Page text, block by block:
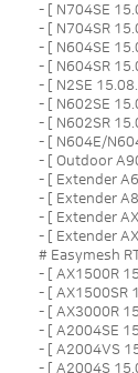
- [
N704SE
- [
N704SR
- [
N604SE
- [
N604SR
- [
N2SE
- [
N602SE
- [
N602SR
- [
N604E/
- [ Outdoor
- [
Extender
- [
Extender
- [
Extender
- [
Extender
# Easymesh
- [ AX1500R
- [ AX1500SR
- [ AX3000R
- [ A2004SE
- [ A2004VS
- [ A2004S